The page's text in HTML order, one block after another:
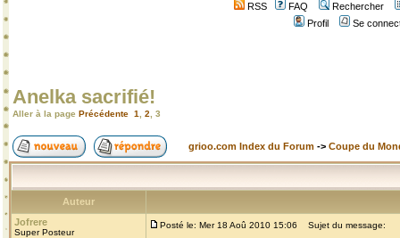
RSS FAQ
Rechercher
Profil
Se
Anelka sacrifié!
Aller à la page Précédente 1 2 3
grioo.com Index du Forum -> Coupe du
Auteur
Jofrere
Super Posteur
Posté le: Mer 18 Aoû 2010 15:06 Sujet du message: